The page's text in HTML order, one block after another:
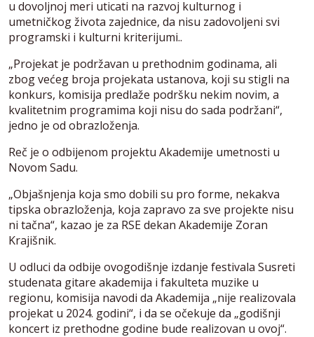
u dovoljnoj meri uticati na razvoj kulturnog i
umetničkog života zajednice, da nisu zadovoljeni svi
programski i kulturni kriterijumi..
„Projekat je podržavan u prethodnim godinama, ali
zbog većeg broja projekata ustanova, koji su stigli na
konkurs, komisija predlaže podršku nekim novim, a
kvalitetnim programima koji nisu do sada podržani“,
jedno je od obrazloženja.
Reč je o odbijenom projektu Akademije umetnosti u
Novom Sadu.
„Objašnjenja koja smo dobili su pro forme, nekakva
tipska obrazloženja, koja zapravo za sve projekte nisu
ni tačna“, kazao je za RSE dekan Akademije Zoran
Krajišnik.
U odluci da odbije ovogodišnje izdanje festivala Susreti
studenata gitare akademija i fakulteta muzike u
regionu, komisija navodi da Akademija „nije realizovala
projekat u 2024. godini“, i da se očekuje da „godišnji
koncert iz prethodne godine bude realizovan u ovoj“.